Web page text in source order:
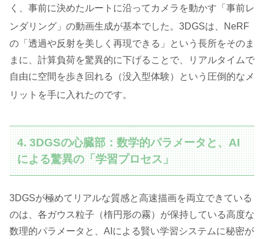
く、事前に決めたルートに沿ってカメラを動かす「事前レ
ンダリング」の動画生成が基本でした。3DGSは、NeRF
の「透過や反射を美しく再現できる」という長所をそのま
まに、計算負荷を驚異的に下げることで、リアルタイムで
自由に空間を歩き回れる（没入型体験）という圧倒的なメ
リットを手に入れたのです。
4. 3DGSの心臓部：数学的パラメータと、AI
による驚異の「学習プロセス」
3DGSが極めてリアルな質感と高速描画を両立できている
のは、各ガウス粒子（楕円形の霧）が保持している高度な
数理的パラメータと、AIによる賢い学習システムに秘密が